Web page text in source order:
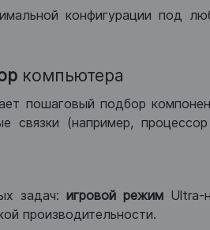
конфигурации под
компьютера
пошаговый подбор
связки (например,
задач:игровой режим Ultra-
производительности.